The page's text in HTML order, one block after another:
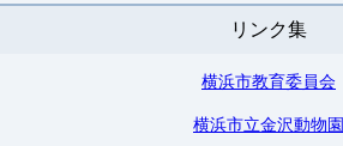
リンク集
横浜市教育委員会
横浜市立金沢動物園